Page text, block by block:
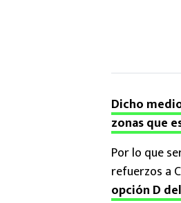
Dicho
zonas que
Por lo que
refuerzos a
opción D